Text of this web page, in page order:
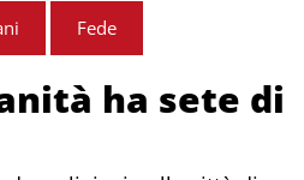
Fede
ha sete di